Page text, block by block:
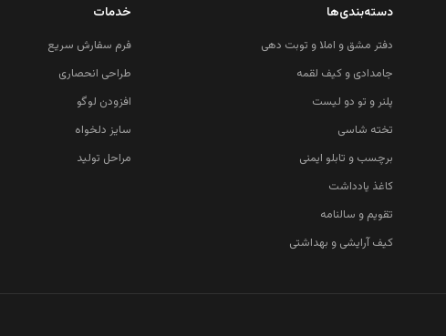
دسته‌بندی‌ها
دفتر مشق و املا و توبت دهی
جامدادی و کیف لقمه
پلنر و تو دو لیست
تخته شاسی
برچسب و تابلو ایمنی
کاغذ یادداشت
تقویم و سالنامه
کیف آرایشی و بهداشتی
خدمات
فرم سفارش سریع
طراحی انحصاری
افزودن لوگو
سایز دلخواه
مراحل تولید